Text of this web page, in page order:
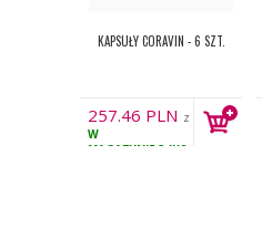
KAPSUŁY CORAVIN - 6 SZT.
257.46 PLN z
VAT
W
MAGAZYNIE 34KS